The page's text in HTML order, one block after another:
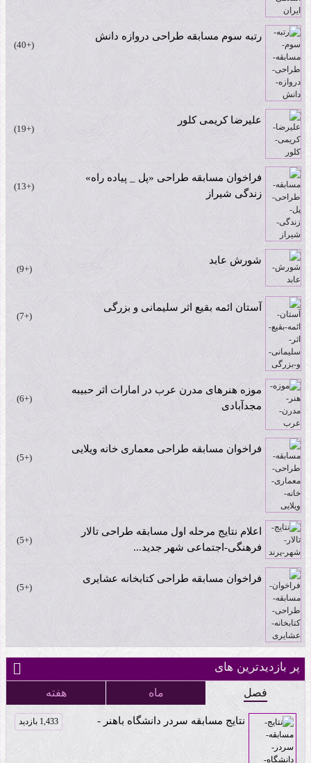
رتبه سوم مسابقه طراحی دروازه دانش
+40
علیرضا کریمی کلور
+19
فراخوان مسابقه طراحی «پل _ پیاده راه»
زندگی شیراز
+13
شورش عابد
+9
آستان ائمه بقیع اثر سلیمانی و بزرگی
+7
موزه هنرهای مدرن عرب در امارات اثر حبیبه
مجدآبادی
+6
فراخوان مسابقه طراحی معماری خانه ویلایی
+5
اعلام نتایج مرحله اول مسابقه طراحی تالار
فرهنگی-اجتماعی شهر جدید...
+5
فراخوان مسابقه طراحی کتابخانه عشایری
+5
پر بازدیدترین های
فصل ماه هفته
نتایج مسابقه سردر دانشگاه باهنر - 1,433 بازدید